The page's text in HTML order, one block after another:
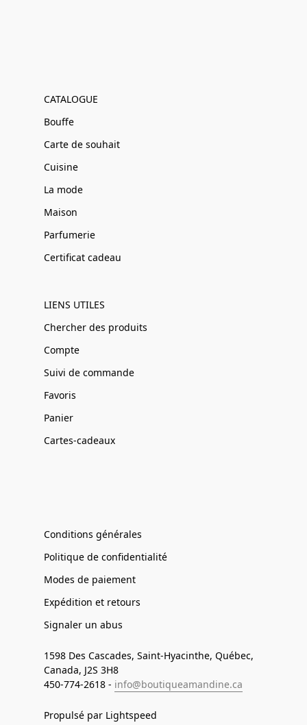
CATALOGUE
Bouffe
Carte de souhait
Cuisine
La mode
Maison
Parfumerie
Certificat cadeau
LIENS UTILES
Chercher des produits
Compte
Suivi de commande
Favoris
Panier
Cartes-cadeaux
Conditions générales
Politique de confidentialité
Modes de paiement
Expédition et retours
Signaler un abus
1598 Des Cascades, Saint-Hyacinthe, Québec,
Canada, J2S 3H8
450-774-2618 - info@boutiqueamandine.ca
Propulsé par Lightspeed